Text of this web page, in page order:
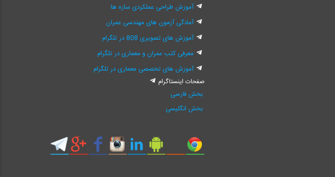
آموزش طراحی عملکردی سازه ها
آمادگی آزمون های مهندسی عمران
آموزش های تصویری 808 در تلگرام
معرفی کتب عمران و معماری در تلگرام
آموزش های تخصصی معماری در تلگرام
صفحات اینستاگرام
بخش فارسی
بخش انگلیسی